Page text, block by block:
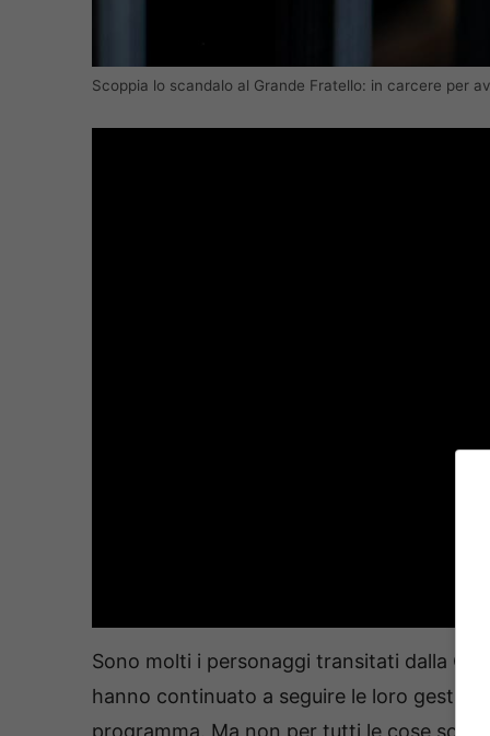
Scoppia lo scandalo al Grande Fratello: in carcere per
Sono molti i personaggi transitati dalla
hanno continuato a seguire le loro gesta
programma. Ma non per tutti le cose